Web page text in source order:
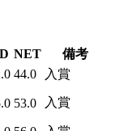
NET
備考
44.0
入賞
53.0 入賞